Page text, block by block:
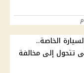
الخاصة..
تتحول إلى مخالفة